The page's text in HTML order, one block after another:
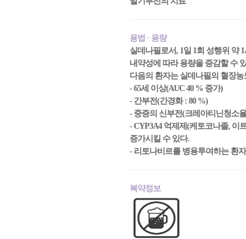
용법 · 용량
실데나필로서, 1일 1회 성행위 약
내약성에 따라 용량을 증감할 수
다음의 환자는 실데나필의 혈장
- 65세 이상(AUC 40 % 증가)
- 간부전(간경화 : 80 %)
- 중증의 신부전(크레아티닌청소
- CYP3A4 억제제(케토코나졸, 이
증가시킬 수 있다.
- 리토나비르를 병용투여하는 환
복약정보